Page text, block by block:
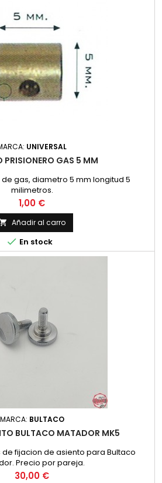
UNIVERSAL
PRISIONERO GAS 5 MM
gas, diametro 5 mm longitud 5
milimetros.
Precio
1,00 €
Añadir al carro
 En stock
MARCA: BULTACO
BULTACO MATADOR MK5
fijacion de asiento para Bultaco
Precio por pareja.
Precio
30,00 €